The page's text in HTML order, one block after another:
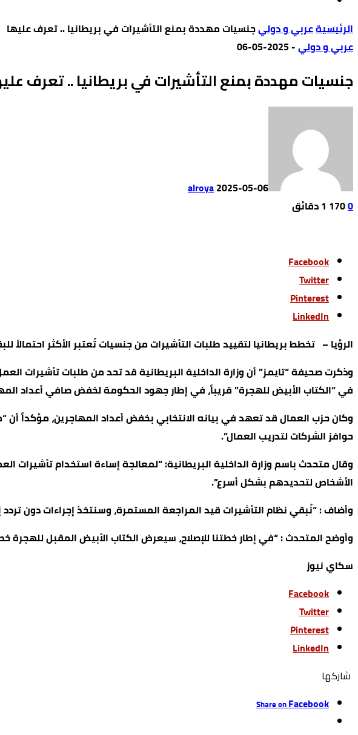
‫الرئيسية‬عربي و دوليجنسيات مهددة بمنع التأشيرات في بريطانيا .. تعرف عليها
عربي و دولي-
2025-05-06
جنسيات مهددة بمنع التأشيرات في بريطانيا .. تعرف
alroya2025-05-06
0
170 1 ‫دقائق‬
Facebook
Twitter
Pinterest
LinkedIn
الرؤيا – تخطط بريطانيا لتقييد طلبات التأشيرات من جنسيات تُعتبر الأكثر
وذكرت صحيفة “تايمز” أن وزارة الداخلية البريطانية قد تحد من طلبات تأشيرات
في “الكتاب الأبيض للهجرة” قريباً، في إطار جهود الحكومة لخفض صافي أعداد
وكان حزب العمال قد تعهد في بيانه الانتخابي بخفض أعداد المهاجرين،
حوافز الشركات لتدريب العمال”.
وقال متحدث باسم وزارة الداخلية البريطانية: “لمعالجة إساءة استخدام تأشيرات
الأشخاص لتحديدهم بشكل أسرع”.
وأضاف : “نُبقي نظام التأشيرات قيد المراجعة المستمرة، وسنتخذ إجراءات دون
وأوضح المتحدث : “في إطار خطتنا للإصلاح، سيعرض الكتاب الأبيض المقبل للهجرة
سكاي نيوز
Facebook
Twitter
Pinterest
LinkedIn
‫‫ شاركها‬
Share onFacebook